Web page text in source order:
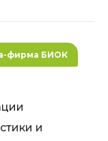
фирма БИОК
и